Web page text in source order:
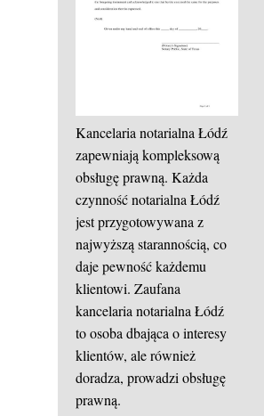
Kancelaria notarialna Łódź
zapewniają kompleksową
obsługę prawną. Każda
czynność notarialna Łódź
jest przygotowywana z
najwyższą starannością, co
daje pewność każdemu
klientowi. Zaufana
kancelaria notarialna Łódź
to osoba dbająca o interesy
klientów, ale również
doradza, prowadzi obsługę
prawną.